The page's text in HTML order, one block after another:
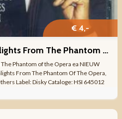
€ 4,-
Ben Cramer Sings Highlights From The Phantom of the Opera ea NW
Phantom of the Opera ea NIEUW
From The Phantom Of The Opera,
Label: Disky Cataloge: HSI 645012